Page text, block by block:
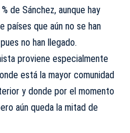
de Sánchez, aunque hay
países que aún no se han
no han llegado.
proviene especialmente
está la mayor comunidad
y donde por el momento
aún queda la mitad de